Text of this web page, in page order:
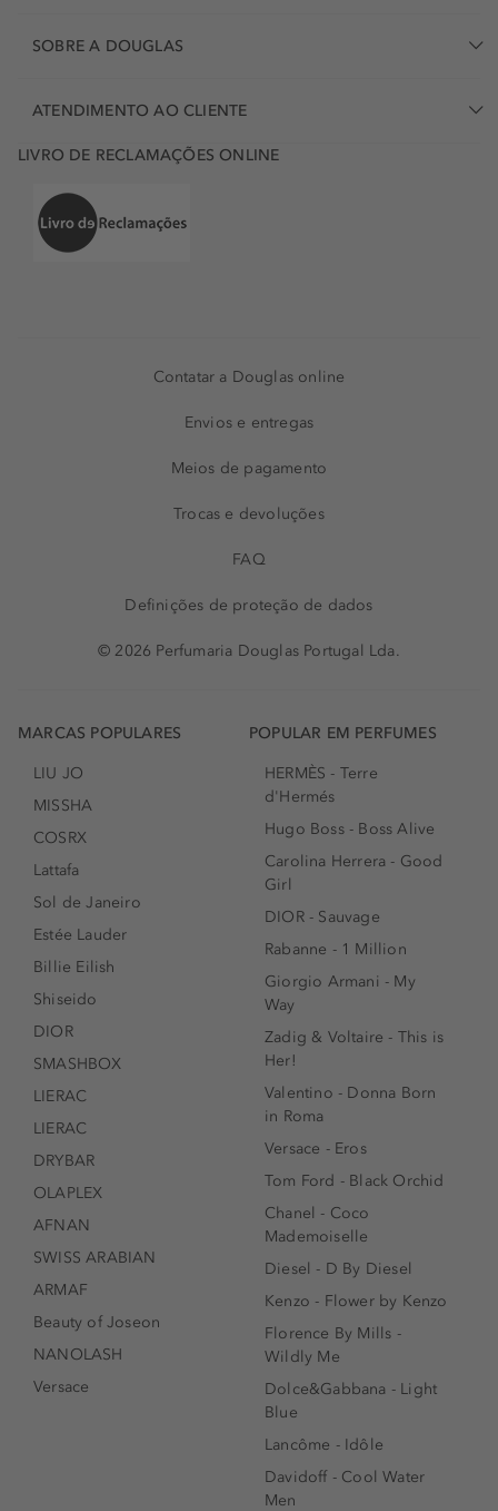
SOBRE A DOUGLAS
ATENDIMENTO AO CLIENTE
LIVRO DE RECLAMAÇÕES ONLINE
Contatar a Douglas online
Envios e entregas
Meios de pagamento
Trocas e devoluções
FAQ
Definições de proteção de dados
© 2026 Perfumaria Douglas Portugal Lda.
MARCAS POPULARES
LIU JO
MISSHA
COSRX
Lattafa
Sol de Janeiro
Estée Lauder
Billie Eilish
Shiseido
DIOR
SMASHBOX
LIERAC
LIERAC
DRYBAR
OLAPLEX
AFNAN
SWISS ARABIAN
ARMAF
Beauty of Joseon
NANOLASH
Versace
POPULAR EM PERFUMES
HERMÈS - Terre
d'Hermés
Hugo Boss - Boss Alive
Carolina Herrera - Good
Girl
DIOR - Sauvage
Rabanne - 1 Million
Giorgio Armani - My
Way
Zadig & Voltaire - This is
Her!
Valentino - Donna Born
in Roma
Versace - Eros
Tom Ford - Black Orchid
Chanel - Coco
Mademoiselle
Diesel - D By Diesel
Kenzo - Flower by Kenzo
Florence By Mills -
Wildly Me
Dolce&Gabbana - Light
Blue
Lancôme - Idôle
Davidoff - Cool Water
Men